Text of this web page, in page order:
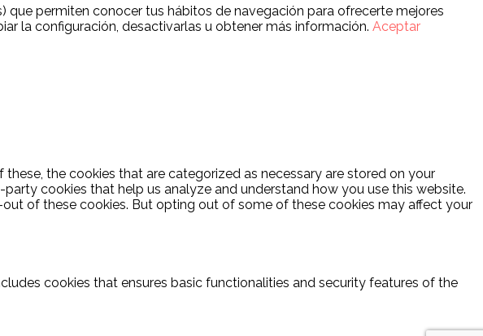
que permiten conocer tus hábitos de navegación para ofrecerte mejores
la configuración, desactivarlas u obtener más información. Aceptar
the cookies that are categorized as necessary are stored on your
cookies that help us analyze and understand how you use this website.
of these cookies. But opting out of some of these cookies may affect your
cookies that ensures basic functionalities and security features of the